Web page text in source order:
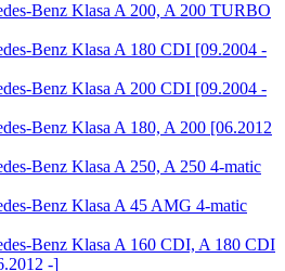
Benz Klasa A 200, A 200 TURBO
Benz Klasa A 180 CDI [09.2004 -
Benz Klasa A 200 CDI [09.2004 -
Benz Klasa A 180, A 200 [06.2012
Benz Klasa A 250, A 250 4-matic
Benz Klasa A 45 AMG 4-matic
Benz Klasa A 160 CDI, A 180 CDI
-]